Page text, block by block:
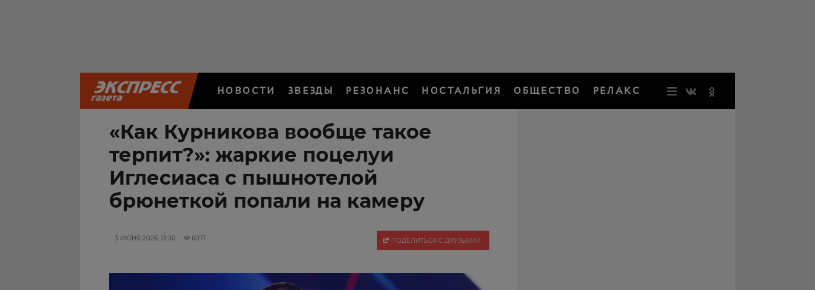
НОВОСТИ ЗВЕЗДЫ РЕЗОНАНС НОСТАЛЬГИЯ ОБЩЕСТВО РЕЛАКС
«Как Курникова вообще такое
терпит?»: жаркие поцелуи
Иглесиаса с пышнотелой
брюнеткой попали на камеру
3 ИЮНЯ 2026, 13:30 6071 ПОДЕЛИТЬСЯ С ДРУЗЬЯМИ